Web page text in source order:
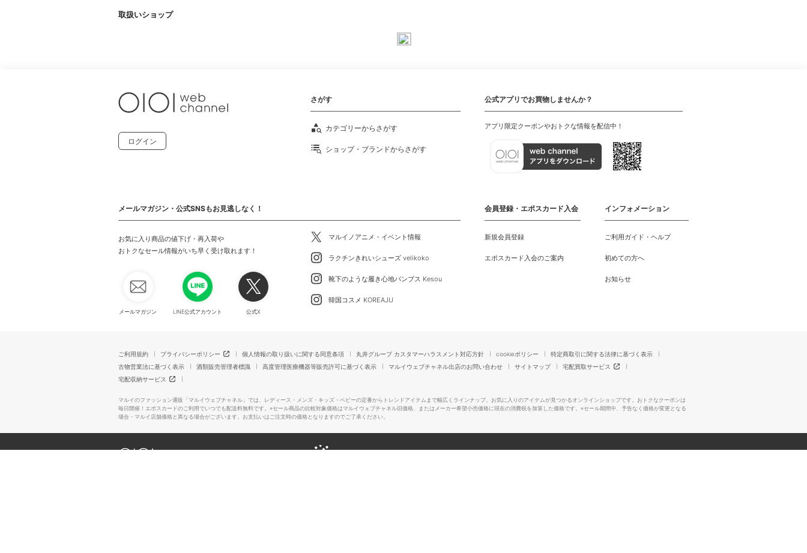
取扱いショップ
ログイン
さがす
カテゴリーからさがす
ショップ・ブランドからさがす
公式アプリでお買物しませんか？
アプリ限定クーポンやおトクな情報を配信中！
メールマガジン・公式SNSもお見逃しなく！
お気に入り商品の値下げ・再入荷や
おトクなセール情報がいち早く受け取れます！
メールマガジン LINE公式アカウント 公式X
マルイノアニメ・イベント情報
ラクチンきれいシューズ velikoko
靴下のような履き心地パンプス Kesou
韓国コスメ KOREAJU
会員登録・エポスカード入会
新規会員登録
エポスカード入会のご案内
インフォメーション
ご利用ガイド・ヘルプ
初めての方へ
お知らせ
ご利用規約 プライバシーポリシー 個人情報の取り扱いに関する同意条項 丸井グループ カスタマーハラスメント対応方針 cookieポリシー
特定商取引に関する法律に基づく表示
古物営業法に基づく表示
酒類販売管理者標識 高度管理医療機器等販売許可に基づく表示 マルイウェブチャネル出店のお問い合わせ サイトマップ
宅配買取サービス
宅配収納サービス
マルイのファッション通販「マルイウェブチャネル」では、レディース・メンズ・キッズ・ベビーの定番からトレンドアイテムまで幅広くラインナップ。お気に入りのアイテムが見つかるオンラインショップです。おトクなクーポンは
毎日開催！エポスカードのご利用でいつでも配送料無料です。 ※セール商品の比較対象価格はマルイウェブチャネル旧価格、またはメーカー希望小売価格に現在の消費税を加算した価格です。※セール期間中、予告なく価格が変更となる
場合・マルイ店舗価格と異なる場合がございます。お支払いはご注文時の価格となりますのでご了承ください。